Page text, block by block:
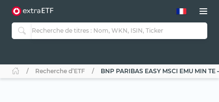
Recherche d’ETF BNP PARIBAS EASY MSCI EMU MIN TE